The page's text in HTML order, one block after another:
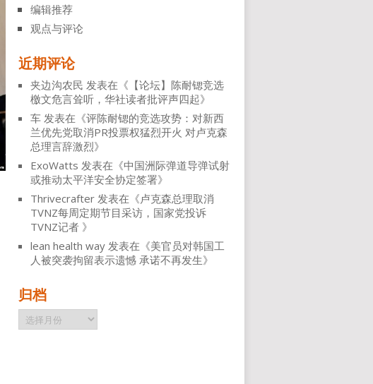
编辑推荐
观点与评论
近期评论
夹边沟农民 发表在《 【论坛】陈耐锶竞选
檄文危言耸听，华社读者批评声四起》
车 发表在《评陈耐锶的竞选攻势：对新西
兰优先党取消PR投票权猛烈开火 对卢克森
总理言辞激烈》
ExoWatts 发表在《中国洲际弹道导弹试射
或推动太平洋安全协定签署》
Thrivecrafter 发表在《卢克森总理取消
TVNZ每周定期节目采访，国家党投诉
TVNZ记者 》
lean health way 发表在《美官员对韩国工
人被突袭拘留表示遗憾 承诺不再发生》
归档
归
档